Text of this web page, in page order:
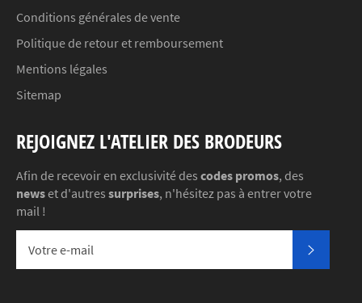
Conditions générales de vente
Politique de retour et remboursement
Mentions légales
Sitemap
REJOIGNEZ L'ATELIER DES BRODEURS
Afin de recevoir en exclusivité des codes promos, des
newset d'autres surprises, n'hésitez pas à entrer votre
mail !